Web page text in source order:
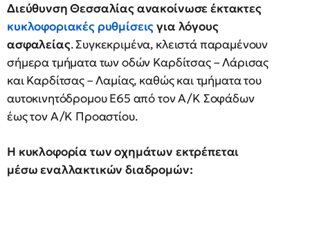
Διεύθυνση Θεσσαλίας ανακοίνωσε έκτακτες
κυκλοφοριακές ρυθμίσειςγια λόγους
ασφαλείας. Συγκεκριμένα, κλειστά παραμένουν
σήμερα τμήματα των οδών Καρδίτσας – Λάρισας
και Καρδίτσας – Λαμίας, καθώς και τμήματα του
αυτοκινητόδρομου Ε65 από τον Α/Κ Σοφάδων
έως τον Α/Κ Προαστίου.
Η κυκλοφορία των οχημάτων εκτρέπεται
μέσω εναλλακτικών διαδρομών: